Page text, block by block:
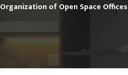
Organization of Open Space Offices